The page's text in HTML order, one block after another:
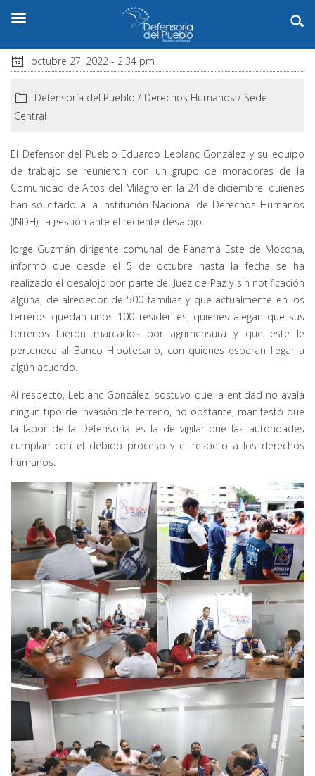
octubre 27, 2022 - 2:34 pm
Defensoría del Pueblo / Derechos Humanos / Sede
Central
El Defensor del Pueblo Eduardo Leblanc González y su equipo
de trabajo se reunieron con un grupo de moradores de la
Comunidad de Altos del Milagro en la 24 de diciembre, quienes
han solicitado a la Institución Nacional de Derechos Humanos
(INDH), la gestión ante el reciente desalojo.
Jorge Guzmán dirigente comunal de Panamá Este de Mocona,
informó que desde el 5 de octubre hasta la fecha se ha
realizado el desalojo por parte del Juez de Paz y sin notificación
alguna, de alrededor de 500 familias y que actualmente en los
terreros quedan unos 100 residentes, quienes alegan que sus
terrenos fueron marcados por agrimensura y que este le
pertenece al Banco Hipotecario, con quienes esperan llegar a
algún acuerdo.
Al respecto, Leblanc González, sostuvo que la entidad no avala
ningún tipo de invasión de terreno, no obstante, manifestó que
la labor de la Defensoría es la de vigilar que las autoridades
cumplan con el debido proceso y el respeto a los derechos
humanos.